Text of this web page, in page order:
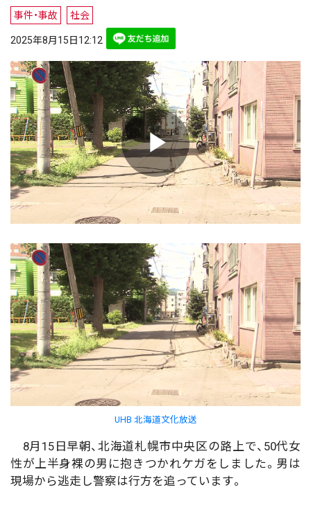
事件・事故 社会
2025年8月15日12:12
UHB 北海道文化放送
8月15日早朝、北海道札幌市中央区の路上で、50代女
性が上半身裸の男に抱きつかれケガをしました。男は
現場から逃走し警察は行方を追っています。